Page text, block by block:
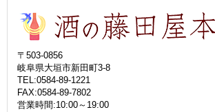
〒503-0856
岐阜県大垣市新田町3-8
TEL:0584-89-1221
FAX:0584-89-7802
営業時間:10:00～19:00